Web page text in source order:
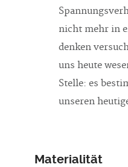
nicht mehr in
denken
uns heute
Stelle: es
unseren
Materialität